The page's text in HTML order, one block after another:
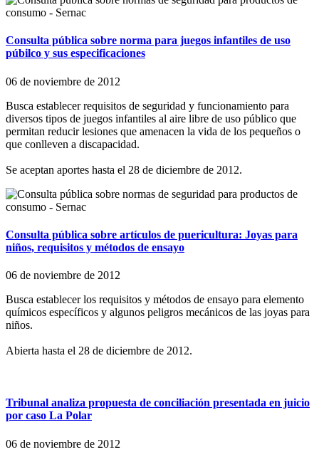
Consulta pública sobre norma para juegos infantiles de uso
púbilco y sus especificaciones
06 de noviembre de 2012
Busca establecer requisitos de seguridad y funcionamiento para
diversos tipos de juegos infantiles al aire libre de uso público que
permitan reducir lesiones que amenacen la vida de los pequeños o
que conlleven a discapacidad.
Se aceptan aportes hasta el 28 de diciembre de 2012.
Consulta pública sobre artículos de puericultura: Joyas para
niños, requisitos y métodos de ensayo
06 de noviembre de 2012
Busca establecer los requisitos y métodos de ensayo para elemento
químicos específicos y algunos peligros mecánicos de las joyas para
niños.
Abierta hasta el 28 de diciembre de 2012.
Tribunal analiza propuesta de conciliación presentada en juicio
por caso La Polar
06 de noviembre de 2012